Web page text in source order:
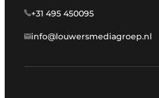
+31 495 450095
info@louwersmediagroep.nl